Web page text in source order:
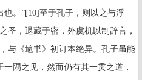
也。”[10] 至于孔子，则以之与浮
圣，退藏于密，外虞机以制辞言，
与《訄书》初订本绝异。孔子虽能
隅之见，然而仍有其一贯之道，